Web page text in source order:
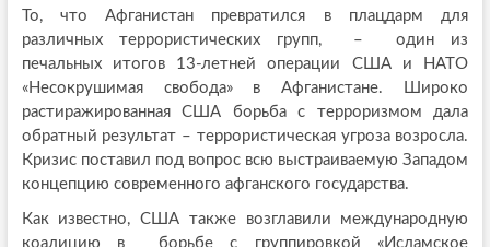
То, что Афганистан превратился в плацдарм для
различных террористических групп, – один из
печальных итогов 13-летней операции США и НАТО
«Несокрушимая свобода» в Афганистане. Широко
растиражированная США борьба с терроризмом дала
обратный результат – террористическая угроза возросла.
Кризис поставил под вопрос всю выстраиваемую Западом
концепцию современного афганского государства.
Как известно, США также возглавили международную
коалицию в борьбе с группировкой «Исламское